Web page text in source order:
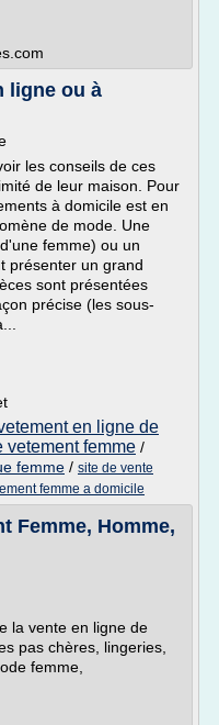
ligne ou à
les conseils de ces
de leur maison. Pour
à domicile est en
de mode. Une
femme) ou un
présenter un grand
sont présentées
précise (les sous-
en ligne de
vetement femme /
femme / site de vente
femme a domicile
Femme, Homme,
la vente en ligne de
pas chères, lingeries,
femme,